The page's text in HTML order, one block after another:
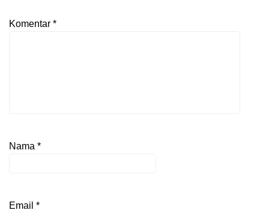
Komentar *
Nama *
Email *